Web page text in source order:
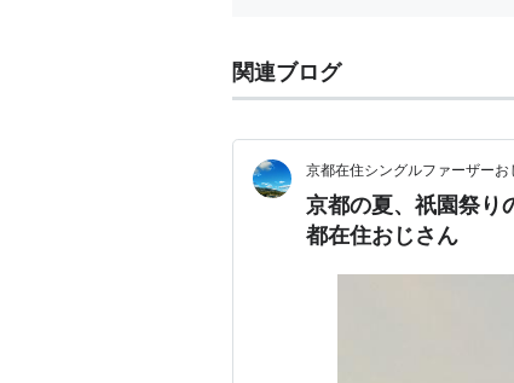
関連ブログ
京都在住シングルファーザー
京都の夏、祇園祭り
都在住おじさん